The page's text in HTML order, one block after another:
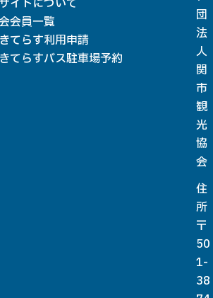
イトについて
会員一覧
てらす利用申請
てらすバス駐車場予約
団
法
人
関
市
観
光
協
会
住
所
〒
50
1-
38